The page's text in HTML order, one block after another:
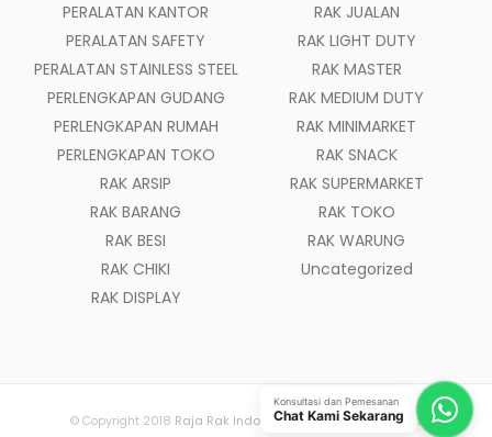
PERALATAN KANTOR
PERALATAN SAFETY
PERALATAN STAINLESS STEEL
PERLENGKAPAN GUDANG
PERLENGKAPAN RUMAH
PERLENGKAPAN TOKO
RAK ARSIP
RAK BARANG
RAK BESI
RAK CHIKI
RAK DISPLAY
RAK JUALAN
RAK LIGHT DUTY
RAK MASTER
RAK MEDIUM DUTY
RAK MINIMARKET
RAK SNACK
RAK SUPERMARKET
RAK TOKO
RAK WARUNG
Uncategorized
© Copyright 2018 Raja Rak Indonesia- All Rights Reserved
Konsultasi dan Pemesanan
Chat Kami Sekarang